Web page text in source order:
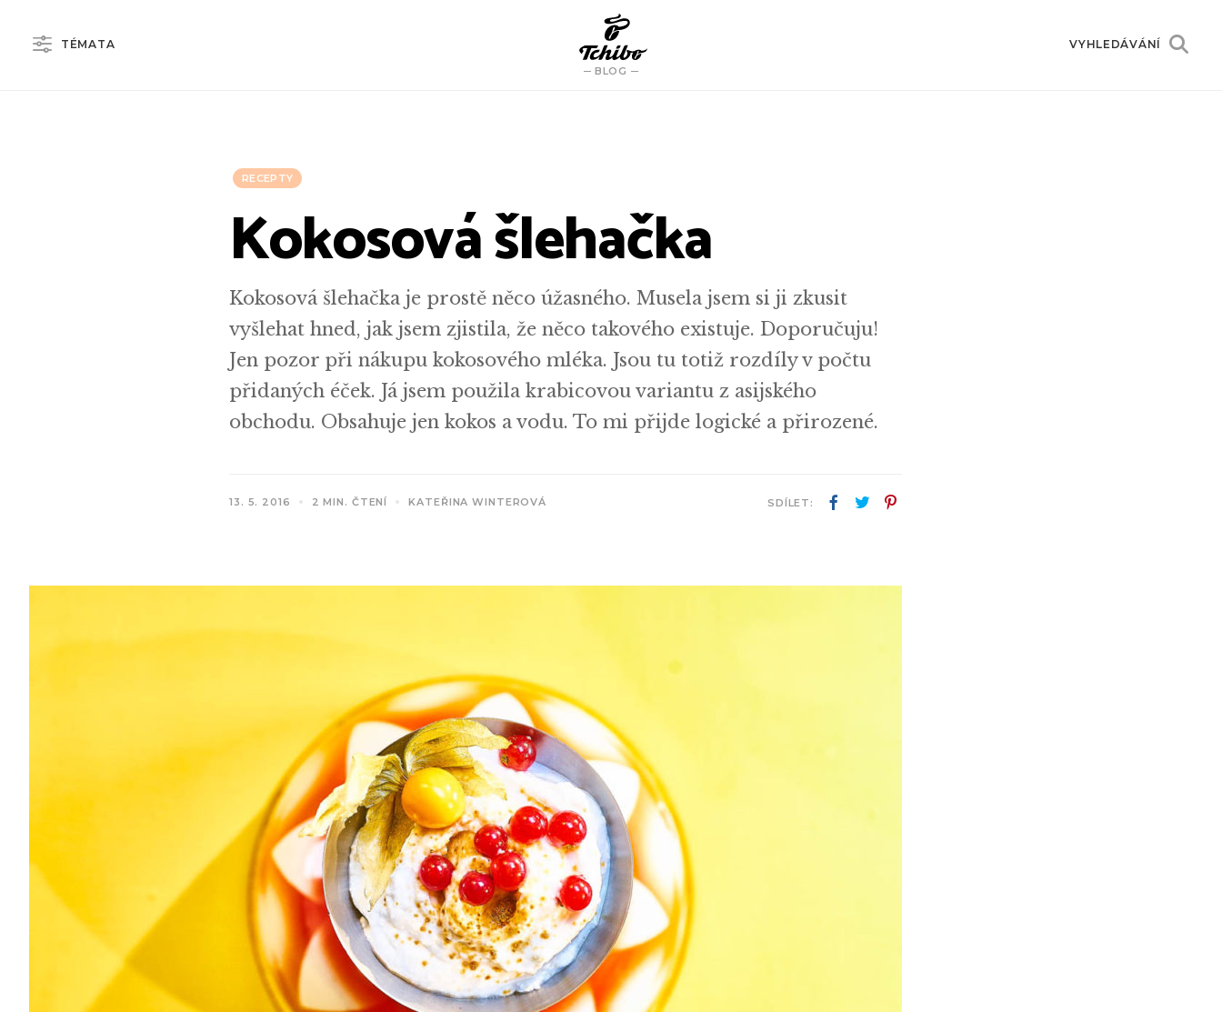
TÉMATA
BLOG
VYHLEDÁVÁNÍ
RECEPTY
Kokosová šlehačka
Kokosová šlehačka je prostě něco úžasného. Musela jsem si ji zkusit
vyšlehat hned, jak jsem zjistila, že něco takového existuje. Doporučuju!
Jen pozor při nákupu kokosového mléka. Jsou tu totiž rozdíly v počtu
přidaných éček. Já jsem použila krabicovou variantu z asijského
obchodu. Obsahuje jen kokos a vodu. To mi přijde logické a přirozené.
13. 5. 2016 2 MIN. ČTENÍ KATEŘINA WINTEROVÁ SDÍLET: